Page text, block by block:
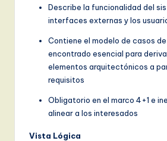
Describe la funcionalidad del
interfaces externas y los
Contiene el modelo de casos de
encontrado esencial para
elementos arquitectónicos a
requisitos
Obligatorio en el marco 4+1 e
alinear a los interesados
Vista Lógica